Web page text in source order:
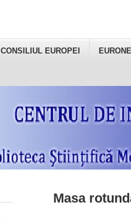
CONSILIUL EUROPEI
Masa